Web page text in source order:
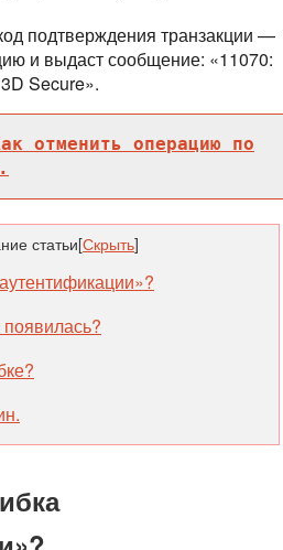
подтверждения транзакции —
и выдаст сообщение: «11070:
Secure».
отменить операцию по
статьи[Скрыть]